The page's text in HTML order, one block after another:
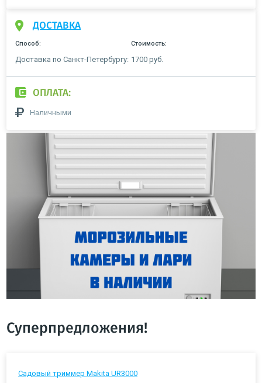
ДОСТАВКА
Способ: Стоимость:
Доставка по Санкт-Петербургу: 1700 руб.
ОПЛАТА:
Наличными
Суперпредложения!
Садовый триммер Makita UR3000